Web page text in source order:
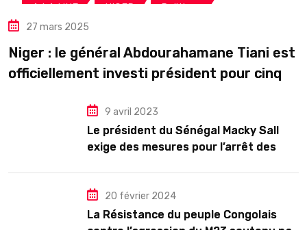
A LA UNE NIGER Politique
27 mars 2025
Niger : le général Abdourahamane Tiani est
officiellement investi président pour cinq
9 avril 2023
Le président du Sénégal Macky Sall
exige des mesures pour l’arrêt des
20 février 2024
La Résistance du peuple Congolais